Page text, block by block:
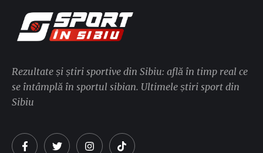
Rezultate și știri sportive din Sibiu: află în timp real ce
se întâmplă în sportul sibian. Ultimele știri sport din
Sibiu